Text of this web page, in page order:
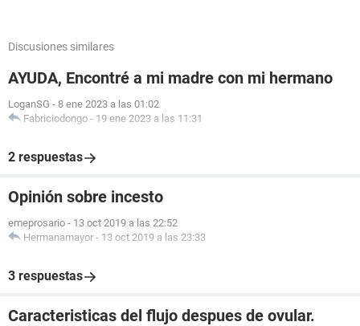
Discusiones similares
AYUDA, Encontré a mi madre con mi hermano
LoganSG - 8 ene 2023 a las 01:02
Fabriciodongo - 19 ene 2023 a las 11:31
2 respuestas
Opinión sobre incesto
emeprosario - 13 oct 2019 a las 22:52
Hermanamayor - 13 oct 2019 a las 23:33
3 respuestas
Caracteristicas del flujo despues de ovular.